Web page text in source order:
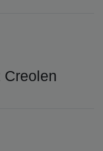
Creolen